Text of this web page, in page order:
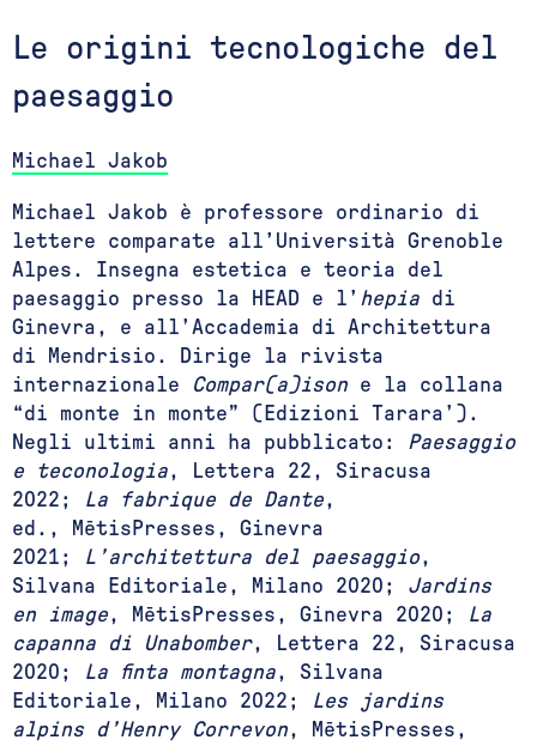
Le origini tecnologiche del
paesaggio
Michael Jakob
Michael Jakob è professore ordinario di
lettere comparate all’Università Grenoble
Alpes. Insegna estetica e teoria del
paesaggio presso la HEAD e l’ hepiadi
Ginevra, e all’Accademia di Architettura
di Mendrisio. Dirige la rivista
internazionale
Compar(a)isone la collana
“di monte in monte” (Edizioni Tarara’).
Negli ultimi anni ha pubblicato: Paesaggio
e teconologia, Lettera 22, Siracusa
2022;
La fabrique de Dante,
ed., MētisPresses, Ginevra
2021;
L’architettura del paesaggio,
Silvana Editoriale, Milano 2020; Jardins
en image, MētisPresses, Ginevra 2020;
La
capanna di Unabomber, Lettera 22, Siracusa
2020;
La finta montagna, Silvana
Editoriale, Milano 2022;
Les jardins
alpins d’Henry Correvon, MētisPresses,